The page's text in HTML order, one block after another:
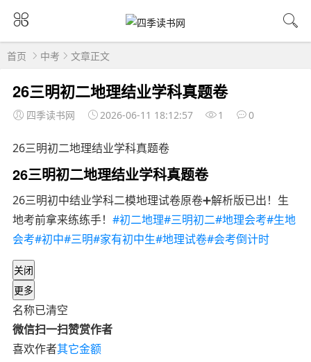
首页 中考 文章正文
26三明初二地理结业学科真题卷
四季读书网 2026-06-11 18:12:57 1 0
26三明初二地理结业学科真题卷
26三明初二地理结业学科真题卷
26三明初中结业学科二模地理试卷原卷➕解析版已出！生
地考前拿来练练手！ #初二地理#三明初二#地理会考#生地
会考#初中#三明#家有初中生#地理试卷#会考倒计时
关闭
更多
名称已清空
微信扫一扫赞赏作者
喜欢作者其它金额